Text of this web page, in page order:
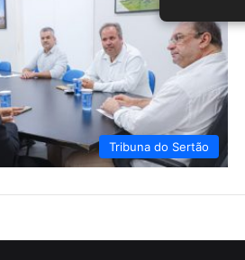
Tribuna do Sertão